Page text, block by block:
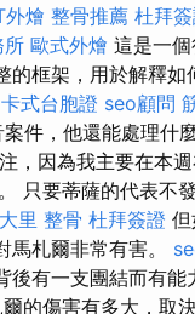
外燴 整骨推薦 杜拜
所 歐式外燴 這是一
的框架，用於解釋
卡式台胞證 seo顧問
件，他還能處理什
，因為我主要在本
。 只要蒂薩的代表不
大里 整骨 杜拜簽證
馬札爾非常有害。
後有一支團結而有
的傷害有多大，取